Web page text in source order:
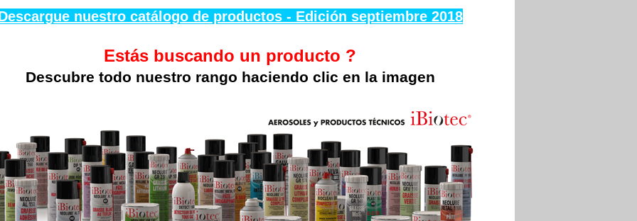
nuestro catálogo de productos - Edición septiembre 2018
Estás buscando un producto ?
Descubre todo nuestro rango haciendo clic en la imagen